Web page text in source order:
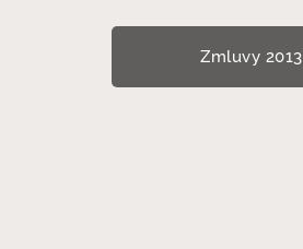
Zmluvy 2013